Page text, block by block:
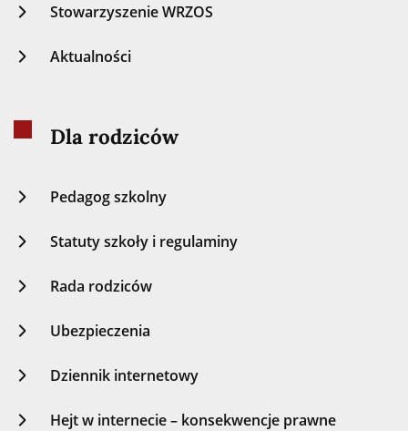
Stowarzyszenie WRZOS
Aktualności
Dla rodziców
Pedagog szkolny
Statuty szkoły i regulaminy
Rada rodziców
Ubezpieczenia
Dziennik internetowy
Hejt w internecie – konsekwencje prawne